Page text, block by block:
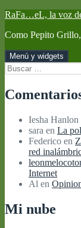
Saltar
contenido
RaFa…eL, la voz
Como Pepito
Menú y widgets
Buscar:
Iesha Hanlon
sara en La
Federico en
red
Internet
Al en
Mi nube